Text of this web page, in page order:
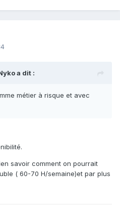
a dit :
métier à risque et avec
savoir comment on pourrait
( 60-70 H/semaine)et par plus